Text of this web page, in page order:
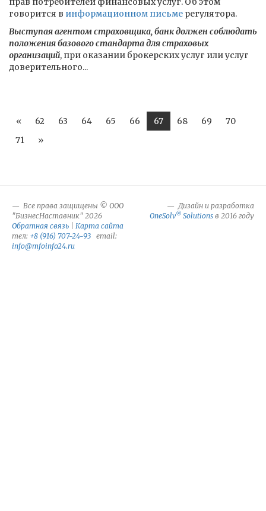
говорится в информационном письме регулятора.
Выступая агентом страховщика, банк должен соблюдать
положения базового стандарта для страховых
организаций, при оказании брокерских услуг или услуг
доверительного...
« 62 63 64 65 66 67 68 69
70
71
»
Все права защищены © ООО
"БизнесНаставник" 2026
Обратная связь
Карта сайта
тел: +8 (916) 707-24-93 email:
info@mfoinfo24.ru
Дизайн и разработка
OneSolv® Solutions в 2016 году